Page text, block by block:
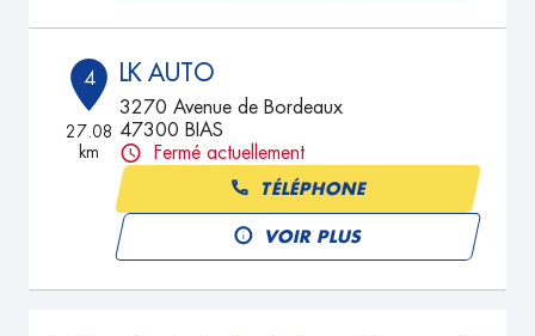
4
27.08
km
LK AUTO
3270 Avenue de Bordeaux
47300 BIAS
Fermé actuellement
TÉLÉPHONE
VOIR PLUS